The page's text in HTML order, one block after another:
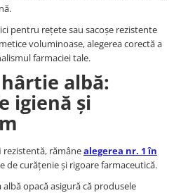
pentru rețete sau sacoșe rezistente
voluminoase, alegerea corectă a
farmaciei tale.
albă:
igienă și
rămânealegerea nr. 1 în
de curățenie și rigoare farmaceutică.
albă opacă asigură că produsele